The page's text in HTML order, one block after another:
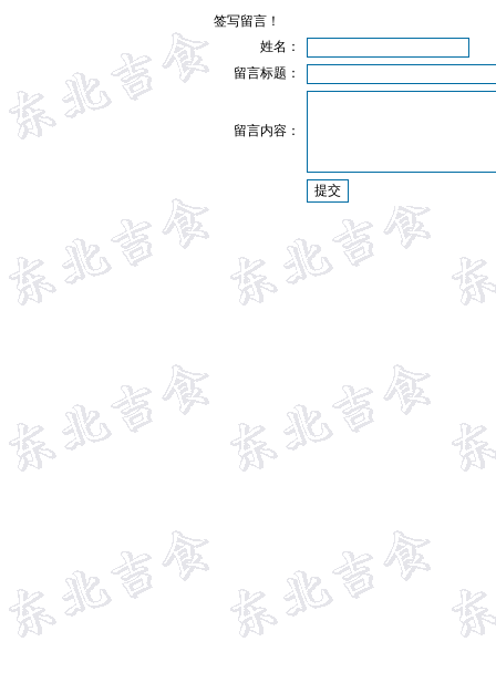
签写留言！
姓名：
留言标题：
留言内容：